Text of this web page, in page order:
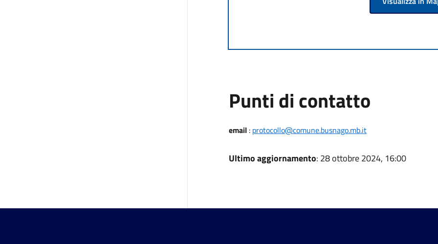
Punti di contatto
email: protocollo@comune.busnago.mb.it
Ultimo aggiornamento: 28 ottobre 2024, 16:00